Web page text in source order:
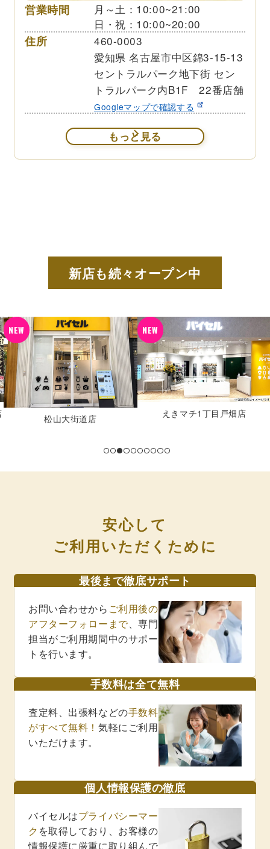
営業時間
月～土：10:00~21:00
日・祝：10:00~20:00
住所
460-0003
愛知県 名古屋市中区錦3-15-13
セントラルパーク地下街 セン
トラルパーク内B1F 22番店舗
Googleマップで確認する
もっと見る
新店も続々オープン中
NEW
えきマチ1丁目戸畑店
NEW
あらたま橋店
安心して
ご利用いただくために
最後まで徹底サポート
お問い合わせから ご利用後の
アフターフォローまで、専門
担当がご利用期間中のサポー
トを行います。
手数料は全て無料
査定料、出張料などの手数料
がすべて無料！ 気軽にご利用
いただけます。
個人情報保護の徹底
バイセルはプライバシーマー
ク を取得しており、お客様の
情報保護に厳重に取り組んで